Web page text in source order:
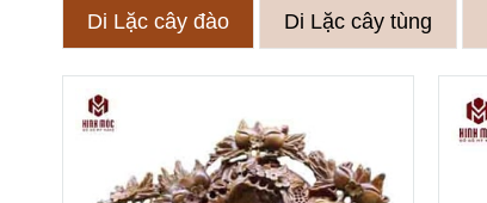
Di Lặc cây đào Di Lặc cây tùng